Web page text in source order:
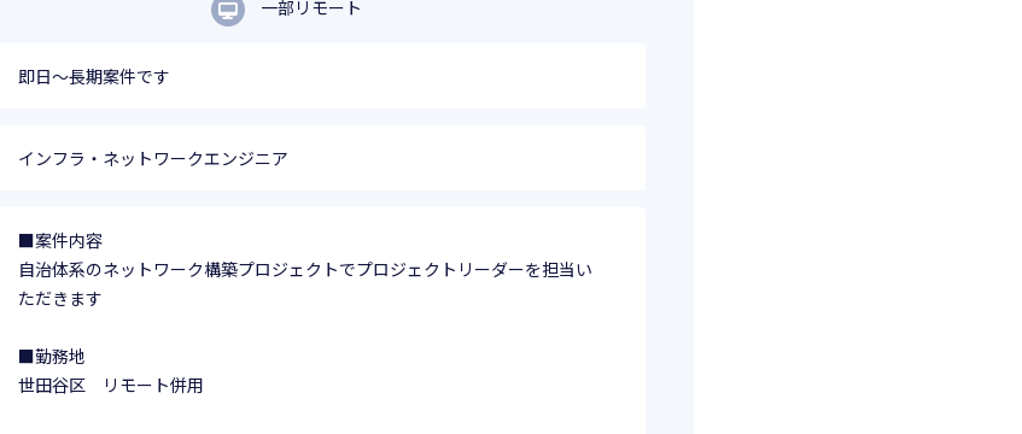
一部リモート
即日～長期案件です
インフラ・ネットワークエンジニア
■案件内容
自治体系のネットワーク構築プロジェクトでプロジェクトリーダーを担当い
ただきます
■勤務地
世田谷区 リモート併用